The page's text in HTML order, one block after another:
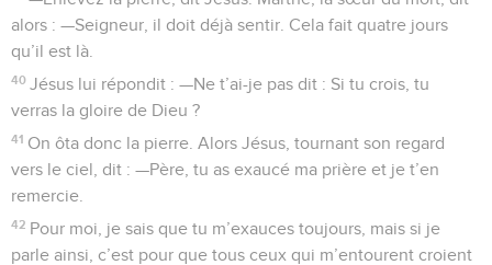
alors : —Seigneur, il doit déjà sentir. Cela fait quatre jours
qu’il est là.
40 Jésus lui répondit : —Ne t’ai-je pas dit : Si tu crois, tu
verras la gloire de Dieu ?
41 On ôta donc la pierre. Alors Jésus, tournant son regard
vers le ciel, dit : —Père, tu as exaucé ma prière et je t’en
remercie.
42 Pour moi, je sais que tu m’exauces toujours, mais si je
parle ainsi, c’est pour que tous ceux qui m’entourent croient